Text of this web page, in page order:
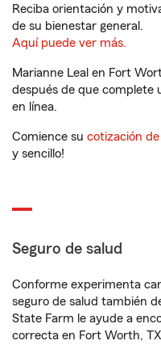
Reciba orientación y
de su bienestar general.
Aquí puede ver más.
Marianne Leal en Fort
después de que complete
en línea.
Comience su cotización
y sencillo!
Seguro de salud
Conforme experimenta
seguro de salud también
State Farm le ayude a
correcta en Fort Worth,